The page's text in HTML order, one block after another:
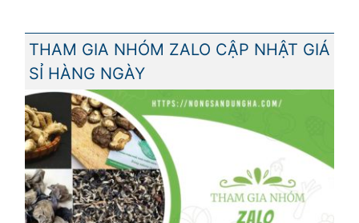
THAM GIA NHÓM ZALO CẬP NHẬT GIÁ
SỈ HÀNG NGÀY